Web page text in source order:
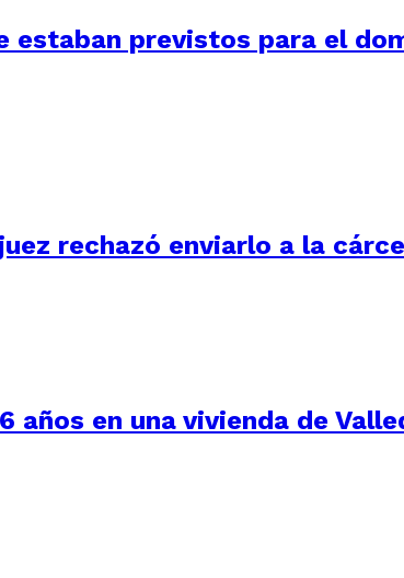
estaban previstos para el
rechazó enviarlo a la
años en una vivienda de